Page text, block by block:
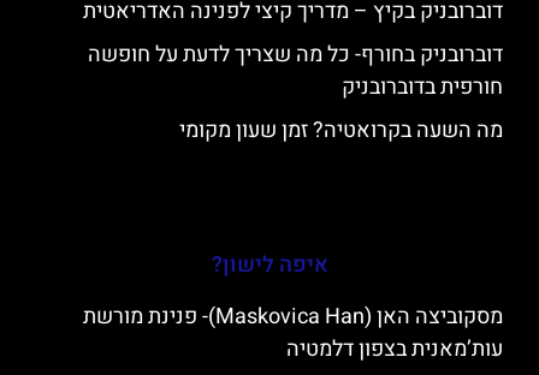
דוברובניק בקיץ – מדריך קיצי לפנינה האדריאטית
דוברובניק בחורף- כל מה שצריך לדעת על חופשה
חורפית בדוברובניק
מה השעה בקרואטיה? זמן שעון מקומי
איפה לישון?
מסקוביצה האן (Maskovica Han)- פנינת מורשת
עות’מאנית בצפון דלמטיה